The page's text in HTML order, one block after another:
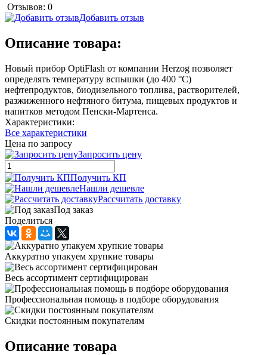
Отзывов: 0
Добавить отзыв
Описание товара:
Новый прибор OptiFlash от компании Herzog позволяет
определять температуру вспышки (до 400 °C)
нефтепродуктов, биодизельного топлива, растворителей,
разжиженного нефтяного битума, пищевых продуктов и
напитков методом Пенски-Мартенса.
Характеристики:
Все характеристики
Цена по запросу
Запросить цену
Получить КП
Нашли дешевле
Рассчитать доставку
Под заказ
Поделиться
Аккуратно упакуем хрупкие товары
Весь ассортимент сертифицирован
Профессиональная помощь в подборе оборудования
Скидки постоянным покупателям
Описание товара